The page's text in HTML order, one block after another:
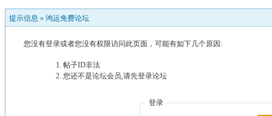
提示信息 » 鸿运免费论坛
您没有登录或者您没有权限访问此页面，可能有如下几个原因:
帖子ID非法
您还不是论坛会员,请先登录论坛
登录